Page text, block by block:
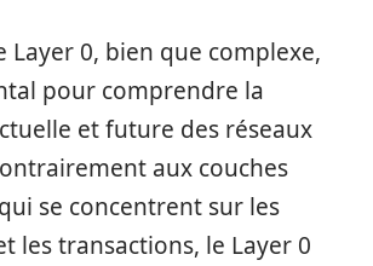
Layer 0, bien que complexe,
pour comprendre la
et future des réseaux
aux couches
se concentrent sur les
les transactions, le Layer 0